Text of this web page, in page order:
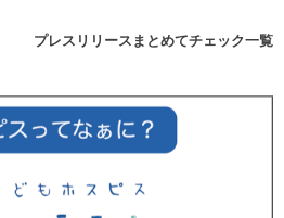
プレスリリースまとめてチェック一覧